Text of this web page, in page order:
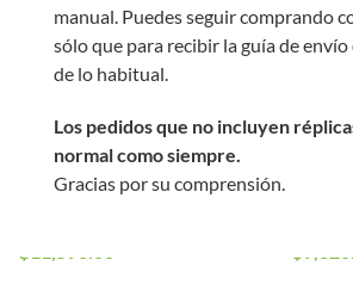
manual. Puedes seguir comprando
sólo que para recibir la guía de
de lo habitual.
Los pedidos que no incluyen
normal como siempre.
Gracias por su comprensión.
AR-15 UDR-15 EMG
Firearms para Airsoft
(Modelo: Standard /
eSE)
con
Solo